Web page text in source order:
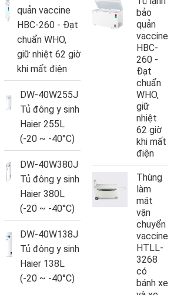
quản vaccine
HBC-260 - Đạt
chuẩn WHO,
giữ nhiệt 62 giờ
khi mất điện
DW-40W255J
Tủ đông y sinh
Haier 255L
(-20 ~ -40°C)
DW-40W380J
Tủ đông y sinh
Haier 380L
(-20 ~ -40°C)
DW-40W138J
Tủ đông y sinh
Haier 138L
(-20 ~ -40°C)
bảo
quản
vaccine
HBC-
260 -
Đạt
chuẩn
WHO,
giữ
nhiệt
62 giờ
khi mất
điện
Thùng
làm
mát
vận
chuyển
vaccine
HTLL-
3268
có
bánh xe